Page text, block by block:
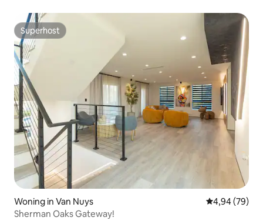
Superhost
Superhost
Woning in Van Nuys Gemiddelde
4,94 (79)
Sherman Oaks Gateway!